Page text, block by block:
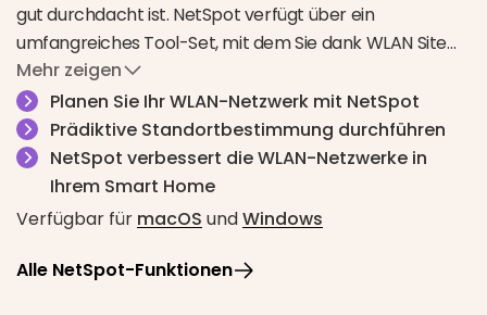
gut durchdacht ist. NetSpot verfügt über ein
umfangreiches Tool-Set, mit dem Sie dank WLAN Site
Survey Ihren zukünftigen WLAN-Bereich modellieren
können.
Verwenden Sie verschiedene Wandmaterialien zum
Erstellen des Raumlayouts, platzieren Sie Türen und
Fenster, wählen Sie Typ und Modell der WLAN-APs
(APs = Access Points, Zugangspunkte), Räume und
Ihrer Daten erstellt sind, können Sie die
Mehr zeigen
Planen Sie Ihr WLAN-Netzwerk mit NetSpot
Prädiktive Standortbestimmung durchführen
NetSpot verbessert die WLAN-Netzwerke in
Ihrem Smart Home
Verfügbar für macOS undWindows
Alle NetSpot-Funktionen